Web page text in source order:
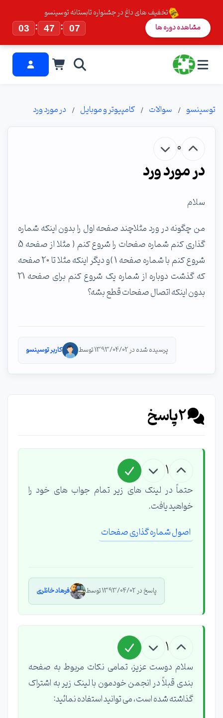
تخفیف های داغ در جشنواره تابستانه توسینسو
03
: 47 : 07 مشاهده دوره ها
توسینسو سوالات کامپیوتر و موبایل در مورد ورد
0
در مورد ورد
سلام
من چگونه در ورد مثلاچند صفحه اول را بدون اینکه شماره
گذاری کنم شماره صفحات را شروع کنم ( مثلا از صفحه 5
شروع کنم با شماره صفحه 1 )و دیگر اینکه مثلا تا 20 صفحه
که گذشت دوباره از شماره یک شروع کنم برای صفحه 21
بدون اینکه اتصال صفحات قطع بشه؟
پرسیده شده در 1393/04/02 توسط کاربر توسینسو
2پاسخ
1
حتماً در لینک های زیر تمام جواب های خود را
خواهید یافت.
اصول شماره گذاری صفحات
پاسخ در 1393/04/02 توسط فرهاد خانلری
1
سلام دوست عزیز، تمامی نکات مربوط به صفحه
بندی قبلاً در انجمن خودمون با لینک زیر به اشتراک
گذاشته شده است، می توانید استفاده نمائید: